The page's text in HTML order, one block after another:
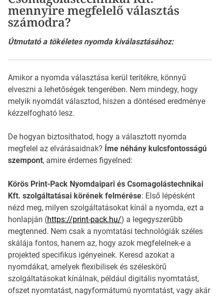
mennyire megfelelő választás
számodra?
Útmutató a tökéletes nyomda kiválasztásához:
Amikor a nyomda választása kerül terítékre, könnyű
elveszni a lehetőségek tengerében. Nem mindegy, hogy
melyik nyomdát választod, hiszen a döntésed eredménye
kézzelfogható lesz.
De hogyan biztosíthatod, hogy a választott nyomda
megfelel az elvárásaidnak? Íme néhány kulcsfontosságú
szempont, amire érdemes figyelned:
Körös Print-Pack Nyomdaipari és Csomagolástechnikai
Kft. szolgáltatásai körének felmérése: Első lépésként
nézd meg, milyen szolgáltatásokat kínál a nyomda, ezt a
honlapján (https://print-pack.hu/) a legegyszerűbb
megtenned. Nem csak a nyomtatási technológiák széles
skálája fontos, hanem az, hogy azok megfelelnek-e a
projekted specifikus igényeinek. Keresd azokat a
nyomdákat, amelyek flexibilisek és széleskörű
szolgáltatásokat kínálnak, például digitális nyomtatást,
ofszet nyomtatást, nagyformátumú nyomtatást, vagy akár